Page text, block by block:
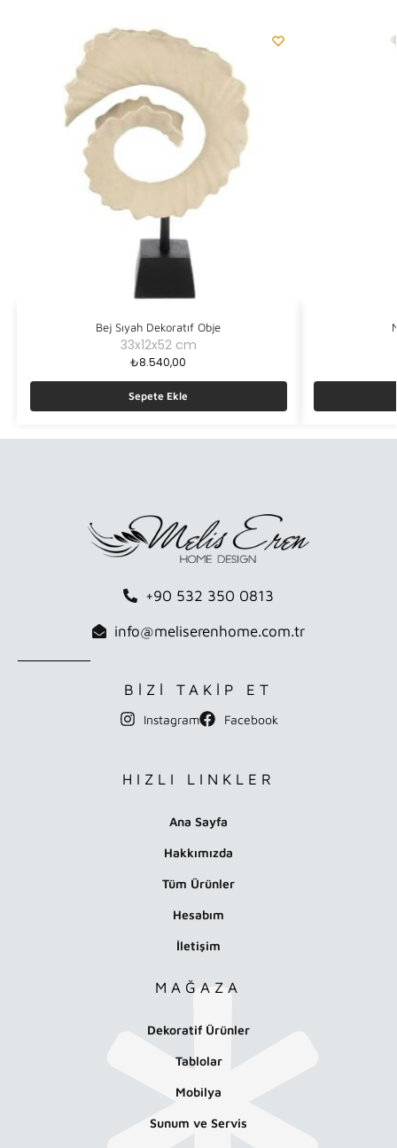
Bej Sıyah Dekoratıf Obje
33x12x52 cm
₺8.540,00
Sepete Ekle
+90 532 350 0813
info@meliserenhome.com.tr
BİZİ TAKİP ET
Instagram Facebook
HIZLI LINKLER
Ana Sayfa
Hakkımızda
Tüm Ürünler
Hesabım
İletişim
MAĞAZA
Dekoratif Ürünler
Tablolar
Mobilya
Sunum ve Servis